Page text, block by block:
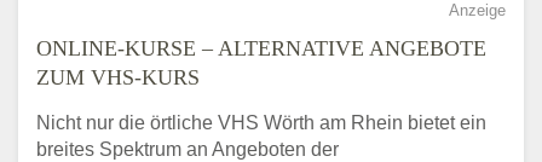
Anzeige
ONLINE-KURSE – ALTERNATIVE ANGEBOTE
ZUM VHS-KURS
Nicht nur die örtliche VHS Wörth am Rhein bietet ein
breites Spektrum an Angeboten der